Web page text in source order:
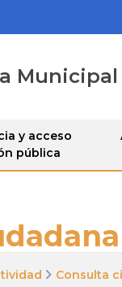
y acceso
pública
Consulta